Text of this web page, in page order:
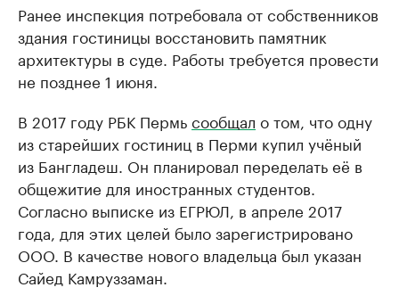
Ранее инспекция потребовала от собственников
здания гостиницы восстановить памятник
архитектуры в суде. Работы требуется провести
не позднее 1 июня.
В 2017 году РБК Пермьсообщал о том, что одну
из старейших гостиниц в Перми купил учёный
из Бангладеш. Он планировал переделать её в
общежитие для иностранных студентов.
Согласно выписке из ЕГРЮЛ, в апреле 2017
года, для этих целей было зарегистрировано
ООО. В качестве нового владельца был указан
Сайед Камруззаман.